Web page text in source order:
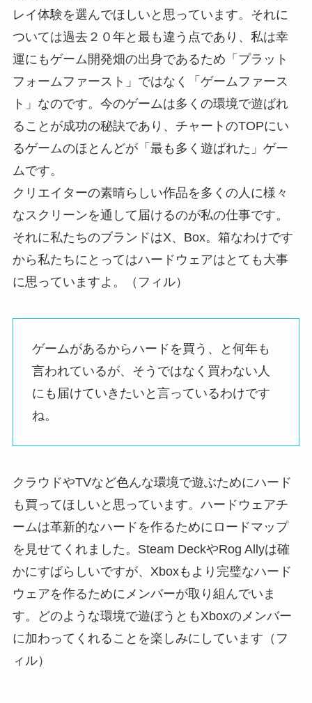
レイ体験を選んでほしいと思っています。それに
ついては過去２０年と最も違う点であり、私は幸
運にもゲーム開発畑の出身であるため「プラット
フォームファースト」ではなく「ゲームファース
ト」なのです。今のゲームは多くの環境で遊ばれ
ることが成功の秘訣であり、チャートのTOPにい
るゲームのほとんどが「最も多く遊ばれた」ゲー
ムです。
クリエイターの素晴らしい作品を多くの人に様々
なスクリーンを通して届けるのが私の仕事です。
それに私たちのブランドはX、Box。箱なわけです
から私たちにとってはハードウェアはとても大事
に思っていますよ。（フィル）
ゲームがあるからハードを買う、と何年も
言われているが、そうではなく買わない人
にも届けていきたいと言っているわけです
ね。
クラウドやTVなど色んな環境で遊ぶためにハード
も買ってほしいと思っています。ハードウェアチ
ームは革新的なハードを作るためにロードマップ
を見せてくれました。Steam DeckやRog Allyは確
かにすばらしいですが、Xboxもより完璧なハード
ウェアを作るためにメンバーが取り組んでいま
す。どのような環境で遊ぼうともXboxのメンバー
に加わってくれることを楽しみにしています（フ
ィル）